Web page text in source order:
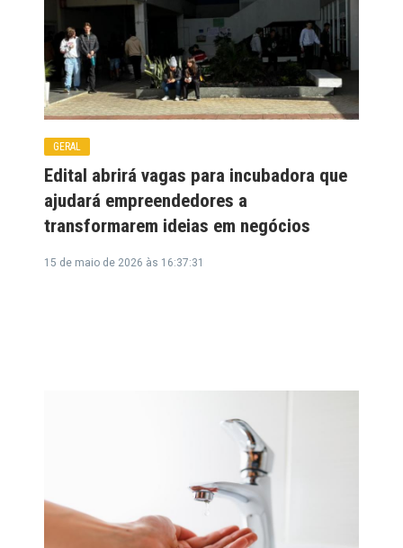
GERAL
Edital abrirá vagas para incubadora que
ajudará empreendedores a
transformarem ideias em negócios
15 de maio de 2026 às 16:37:31